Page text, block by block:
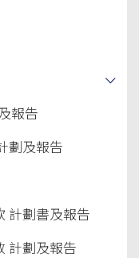
報告
劃及報告
計劃書及報告
計劃及報告